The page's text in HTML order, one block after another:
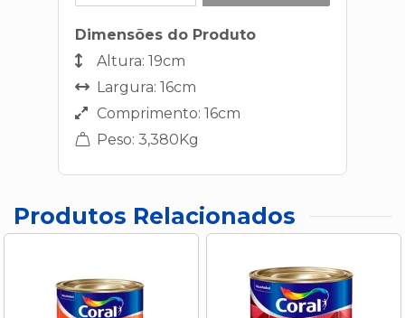
Dimensões do Produto
Altura: 19cm
Largura: 16cm
Comprimento: 16cm
Peso: 3,380Kg
Produtos Relacionados